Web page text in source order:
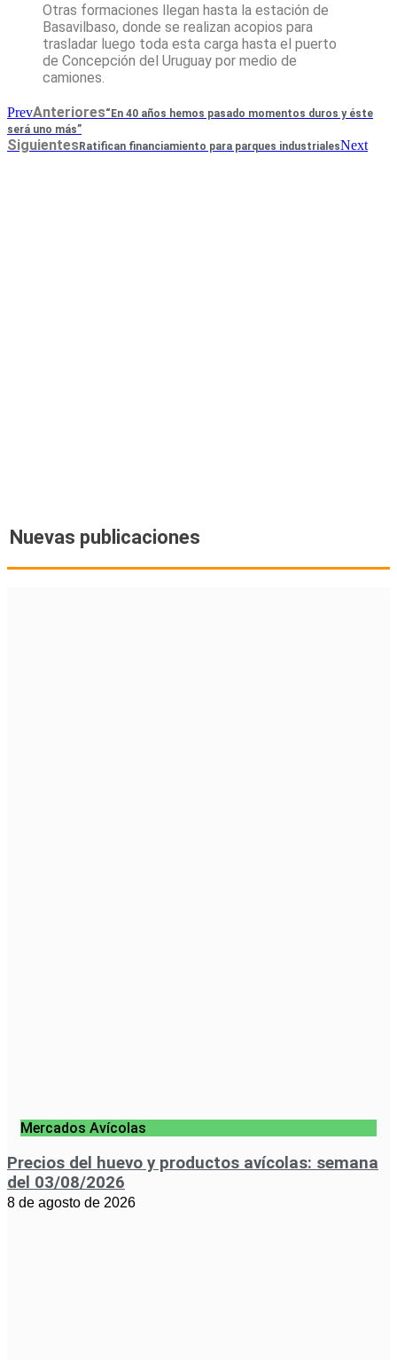
Otras formaciones llegan hasta la estación de
Basavilbaso, donde se realizan acopios para
trasladar luego toda esta carga hasta el puerto
de Concepción del Uruguay por medio de
camiones.
PrevAnteriores“En 40 años hemos pasado momentos duros y éste
será uno más”
SiguientesRatifican financiamiento para parques industrialesNext
Nuevas publicaciones
Mercados Avícolas
Precios del huevo y productos avícolas: semana
del 03/08/2026
8 de agosto de 2026